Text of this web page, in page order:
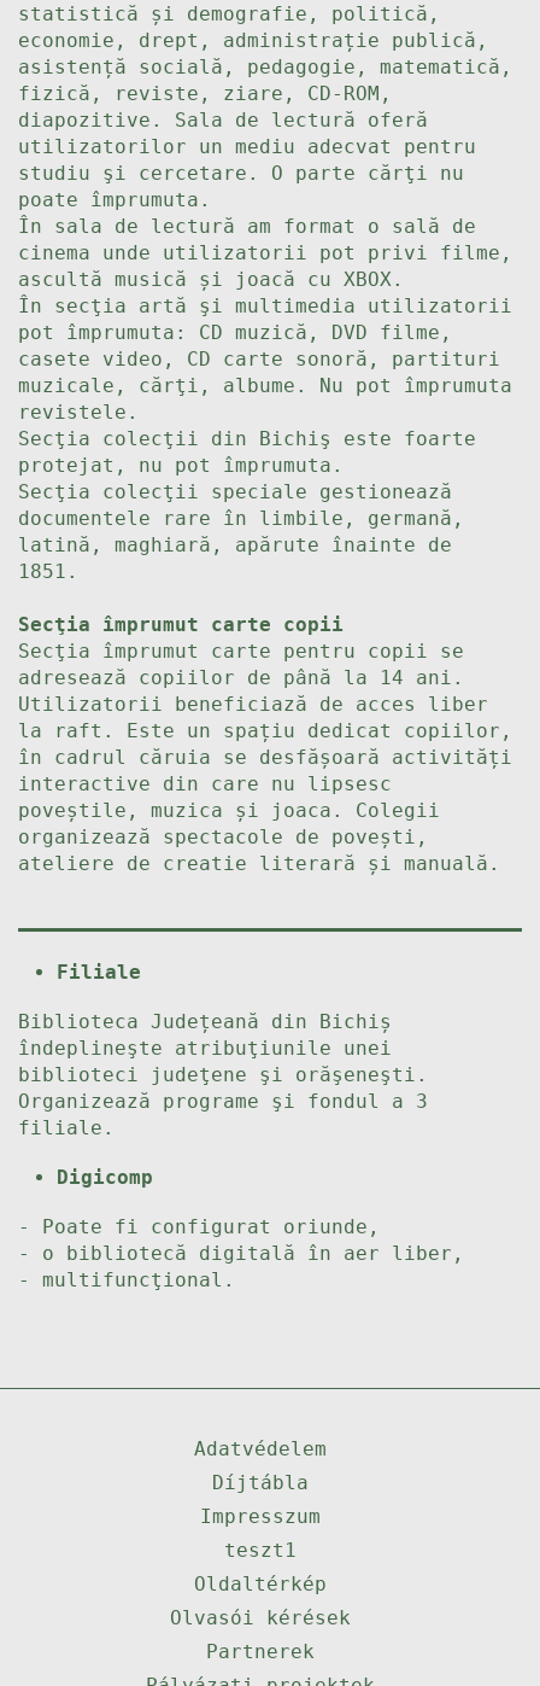
statistică și demografie, politică,
economie, drept, administrație publică,
asistență socială, pedagogie, matematică,
fizică, reviste, ziare, CD-ROM,
diapozitive. Sala de lectură oferă
utilizatorilor un mediu adecvat pentru
studiu şi cercetare. O parte cărţi nu
poate împrumuta.
În sala de lectură am format o sală de
cinema unde utilizatorii pot privi filme,
ascultă musică și joacă cu XBOX.
În secţia artă şi multimedia utilizatorii
pot împrumuta: CD muzică, DVD filme,
casete video, CD carte sonoră, partituri
muzicale, cărţi, albume. Nu pot împrumuta
revistele.
Secţia colecţii din Bichiş este foarte
protejat, nu pot împrumuta.
Secţia colecţii speciale gestionează
documentele rare în limbile, germană,
latină, maghiară, apărute înainte de
1851.
Secţia împrumut carte copii
Secţia împrumut carte pentru copii se
adresează copiilor de până la 14 ani.
Utilizatorii beneficiază de acces liber
la raft. Este un spațiu dedicat copiilor,
în cadrul căruia se desfășoară activități
interactive din care nu lipsesc
poveștile, muzica și joaca. Colegii
organizează spectacole de povești,
ateliere de creatie literară și manuală.
Filiale
Biblioteca Județeană din Bichiș
îndeplineşte atribuţiunile unei
biblioteci judeţene şi orăşeneşti.
Organizează programe şi fondul a 3
filiale.
Digicomp
- Poate fi configurat oriunde,
- o bibliotecă digitală în aer liber,
- multifuncţional.
Adatvédelem
Díjtábla
Impresszum
teszt1
Oldaltérkép
Olvasói kérések
Partnerek